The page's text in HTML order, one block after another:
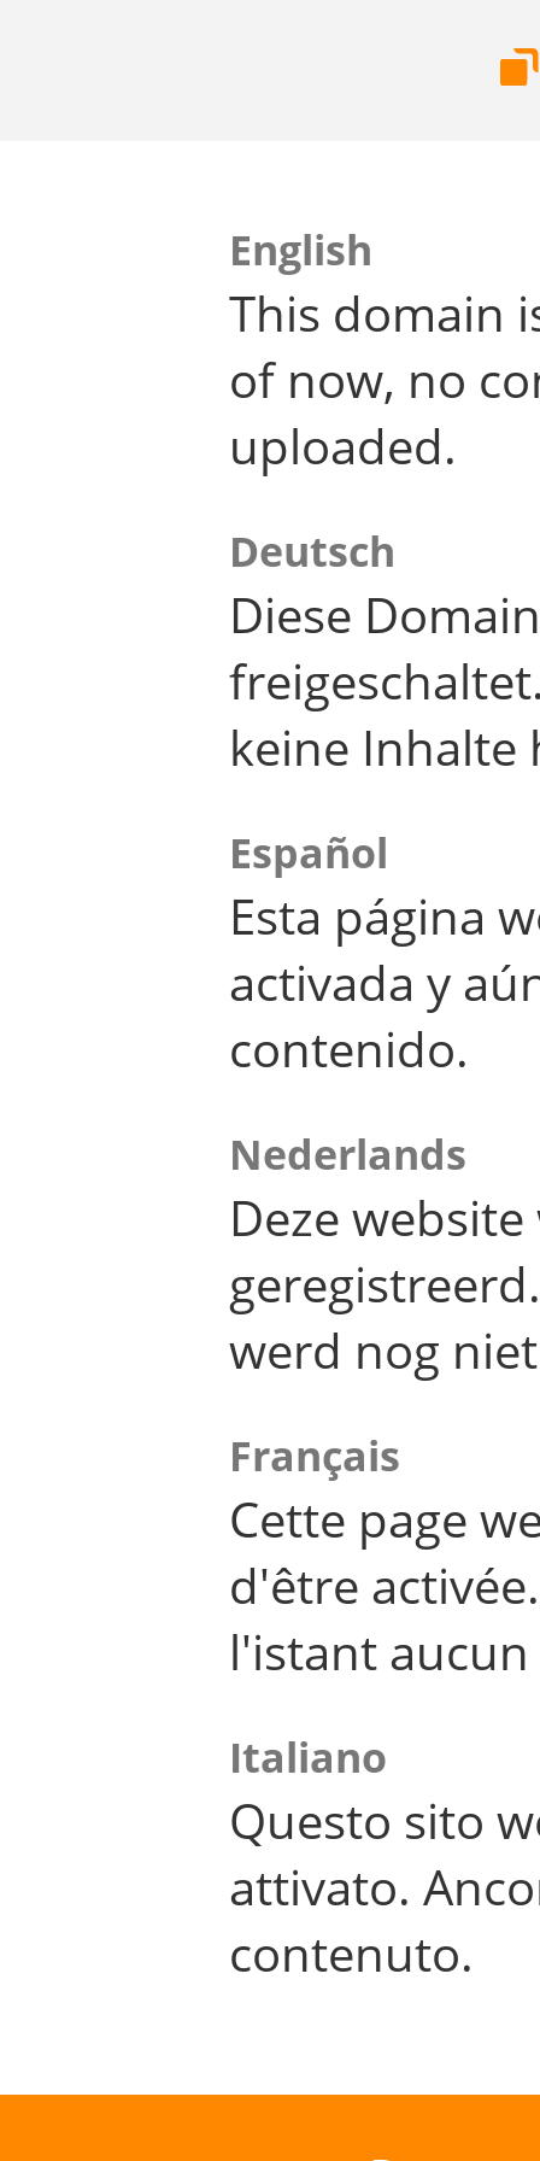
English
This domain
of now, no
uploaded.
Deutsch
Diese
keine Inhalte
Español
Esta página
activada y
contenido.
Nederlands
Deze
werd nog
Français
Cette page
d'être
l'istant
Italiano
Questo sito
attivato.
contenuto.